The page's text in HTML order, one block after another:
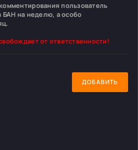
пользователь
БАН на неделю, а особо
от ответственности!
ДОБАВИТЬ